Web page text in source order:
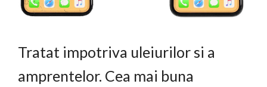
Tratat impotriva uleiurilor si a
amprentelor. Cea mai buna